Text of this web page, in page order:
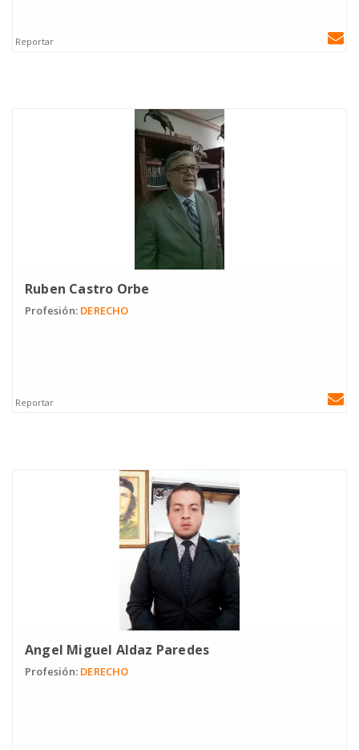
Reportar
Ruben Castro Orbe
Profesión: DERECHO
Reportar
Angel Miguel Aldaz Paredes
Profesión: DERECHO